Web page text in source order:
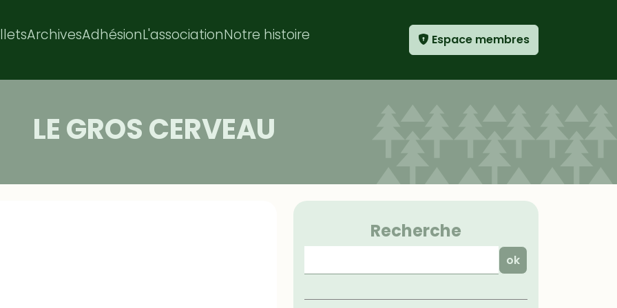
ArchivesAdhésionL'associationNotre histoire Espace membres
LE GROS CERVEAU
Recherche